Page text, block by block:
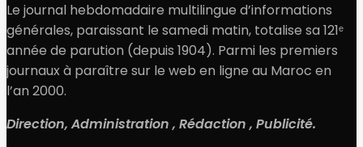
Le journal hebdomadaire multilingue d’informations
générales, paraissant le samedi matin, totalise sa 121ᵉ
année de parution (depuis 1904). Parmi les premiers
journaux à paraître sur le web en ligne au Maroc en
l’an 2000.
Direction, Administration , Rédaction , Publicité.